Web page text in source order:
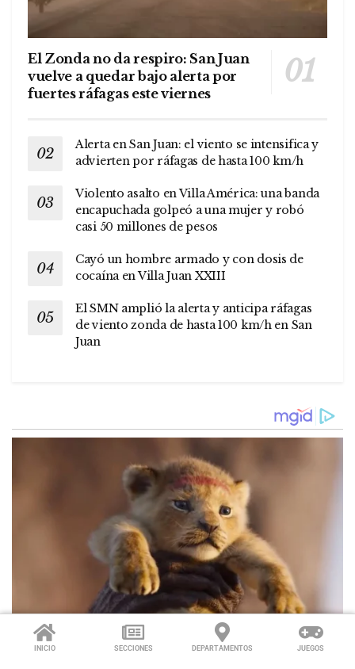
INICIO SECCIONES DEPARTAMENTOS JUEGOS
El Zonda no da respiro: San Juan
vuelve a quedar bajo alerta por
fuertes ráfagas este viernes
Alerta en San Juan: el viento se intensifica y
advierten por ráfagas de hasta 100 km/h
Violento asalto en Villa América: una banda
encapuchada golpeó a una mujer y robó
casi 50 millones de pesos
Cayó un hombre armado y con dosis de
cocaína en Villa Juan XXIII
El SMN amplió la alerta y anticipa ráfagas
de viento zonda de hasta 100 km/h en San
Juan